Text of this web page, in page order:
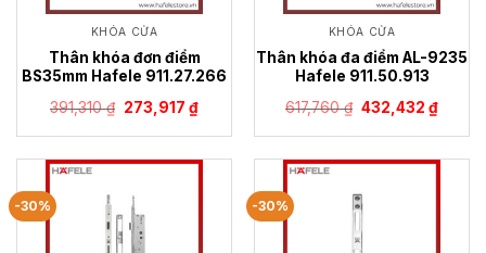
KHÓA CỬA
Thân khóa đơn điểm
BS35mm Hafele 911.27.266
391,310₫ Giá
là:
273,917₫Giá
tại
273,917 ₫.
KHÓA CỬA
Thân khóa đa điểm AL-9235
Hafele 911.50.913
617,760₫ Giá
là:
432,432₫Giá
tại
-30% -30%